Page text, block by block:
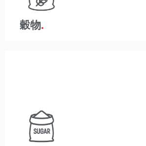
穀物
い時間を短縮することは、この競争の
重要であり、健全な利益率にとって重